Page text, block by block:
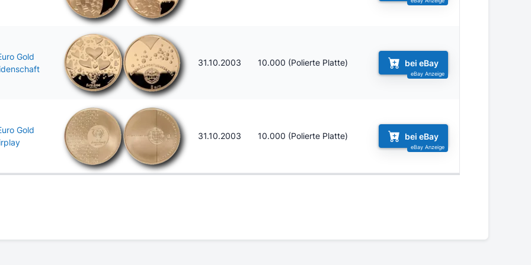
Gold
31.10.2003 10.000 (Polierte Platte) bei eBay
Gold
31.10.2003 10.000 (Polierte Platte) bei eBay